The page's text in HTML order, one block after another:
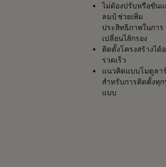
ไม่ต้องปรับหรือขันแ
ลมป์ ช่วยเพิ่ม
ประสิทธิภาพในการ
เปลี่ยนไส้กรอง
ติดตั้งโครงสร้างได้
รวดเร็ว
แนวคิดแบบโมดูลาร์
สำหรับการติดตั้งทุก
แบบ